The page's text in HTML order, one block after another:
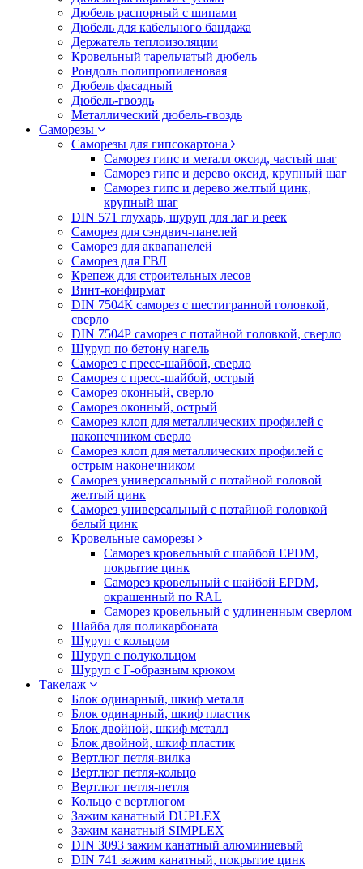
Дюбель распорный с шипами
Дюбель для кабельного бандажа
Держатель теплоизоляции
Кровельный тарельчатый дюбель
Рондоль полипропиленовая
Дюбель фасадный
Дюбель-гвоздь
Металлический дюбель-гвоздь
Саморезы
Саморезы для гипсокартона
Саморез гипс и металл оксид, частый шаг
Саморез гипс и дерево оксид, крупный шаг
Саморез гипс и дерево желтый цинк,
крупный шаг
DIN 571 глухарь, шуруп для лаг и реек
Саморез для сэндвич-панелей
Саморез для аквапанелей
Саморез для ГВЛ
Крепеж для строительных лесов
Винт-конфирмат
DIN 7504К саморез с шестигранной головкой,
сверло
DIN 7504Р саморез с потайной головкой, сверло
Шуруп по бетону нагель
Саморез с пресс-шайбой, сверло
Саморез с пресс-шайбой, острый
Саморез оконный, сверло
Саморез оконный, острый
Саморез клоп для металлических профилей с
наконечником сверло
Саморез клоп для металлических профилей с
острым наконечником
Саморез универсальный с потайной головой
желтый цинк
Саморез универсальный с потайной головкой
белый цинк
Кровельные саморезы
Саморез кровельный с шайбой EPDM,
покрытие цинк
Саморез кровельный с шайбой EPDM,
окрашенный по RAL
Саморез кровельный с удлиненным сверлом
Шайба для поликарбоната
Шуруп с кольцом
Шуруп с полукольцом
Шуруп с Г-образным крюком
Такелаж
Блок одинарный, шкиф металл
Блок одинарный, шкиф пластик
Блок двойной, шкиф металл
Блок двойной, шкиф пластик
Вертлюг петля-вилка
Вертлюг петля-кольцо
Вертлюг петля-петля
Кольцо с вертлюгом
Зажим канатный DUPLEX
Зажим канатный SIMPLEX
DIN 3093 зажим канатный алюминиевый
DIN 741 зажим канатный, покрытие цинк